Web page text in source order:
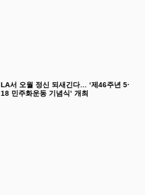
LA서 오월 정신 되새긴다… ‘제46주년 5·
18 민주화운동 기념식’ 개최